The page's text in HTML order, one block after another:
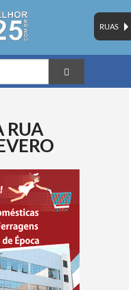
RUAS
RUA